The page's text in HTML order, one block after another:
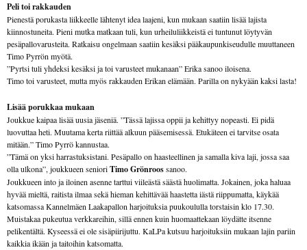
Peli toi rakkauden
Pienestä porukasta liikkeelle lähtenyt idea laajeni, kun mukaan saatiin lisää lajista
kiinnostuneita. Pieni mutka matkaan tuli, kun urheiluliikkeistä ei tuntunut löytyvän
pesäpallovarusteita. Ratkaisu ongelmaan saatiin kesäksi pääkaupunkiseudulle muuttaneen
Timo Pyrrön myötä.
”Pyrtsi tuli yhdeksi kesäksi ja toi varusteet mukanaan” Erika sanoo iloisena.
Timo toi varusteet, mutta myös rakkauden Erikan elämään. Parilla on nykyään kaksi lasta!
Lisää porukkaa mukaan
Joukkue kaipaa lisää uusia jäseniä. ”Tässä lajissa oppii ja kehittyy nopeasti. Ei pidä
luovuttaa heti. Muutama kerta riittää alkuun pääsemisessä. Etukäteen ei tarvitse osata
mitään.” Timo Pyrrö kannustaa.
”Tämä on yksi harrastuksistani. Pesäpallo on haasteellinen ja samalla kiva laji, jossa saa
olla ulkona”, joukkueen senioriTimo Grönroossanoo.
Joukkueen into ja iloinen asenne tarttui viileästä säästä huolimatta. Jokainen, joka haluaa
hyvää mieltä, raitista ilmaa sekä hieman kehittävää haastetta iästä riippumatta, käykää
katsomassa Kannelmäen Laakapallon harjoituksia puukoululla torstaisin klo 17.30.
Muistakaa pukeutua verkkareihin, sillä ennen kuin huomaattekaan löydätte itsenne
pelikentältä. Kyseessä ei ole sisäpiirijuttu. KaLPa kutsuu harjoituksiin mukaan lajin pariin
kaikkia ikään ja taitoihin katsomatta.